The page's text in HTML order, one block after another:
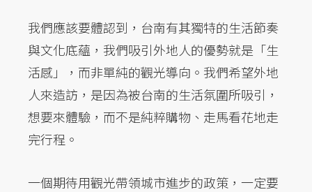
我們應該要體認到，台南有其獨特的生活節奏
與文化底蘊，我們吸引外地人的優勢就是「生
活感」，而非單純的觀光導向。我們希望外地
人來造訪，是因為被台南的生活氛圍所吸引，
想要來體驗，而不是純粹購物、走馬看花地走
完行程。
一個期待用觀光帶領城市進步的政策，一定要